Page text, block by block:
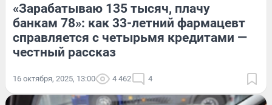
«Зарабатываю 135 тысяч, плачу
банкам 78»: как 33-летний фармацевт
справляется с четырьмя кредитами —
честный рассказ
16 октября, 2025, 13:00 4 462 4